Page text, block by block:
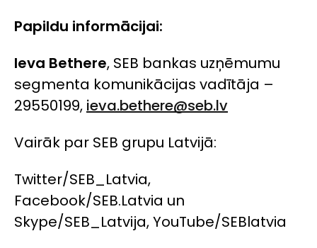
Papildu informācijai:
Ieva Bethere, SEB bankas uzņēmumu
segmenta komunikācijas vadītāja –
29550199, ieva.bethere@seb.lv
Vairāk par SEB grupu Latvijā:
Twitter/SEB_Latvia,
Facebook/SEB.Latvia un
Skype/SEB_Latvija, YouTube/SEBlatvia